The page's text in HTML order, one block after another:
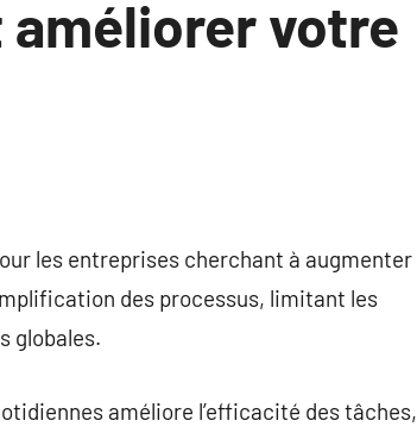
votre
les entreprises cherchant à augmenter
des processus, limitant les
globales.
améliore l’efficacité des tâches,